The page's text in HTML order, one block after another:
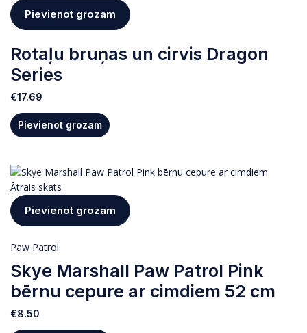
Pievienot grozam
Rotaļu bruņas un cirvis Dragon
Series
€17.69
Pievienot grozam
Ātrais skats
Pievienot grozam
Paw Patrol
Skye Marshall Paw Patrol Pink
bērnu cepure ar cimdiem 52 cm
€8.50